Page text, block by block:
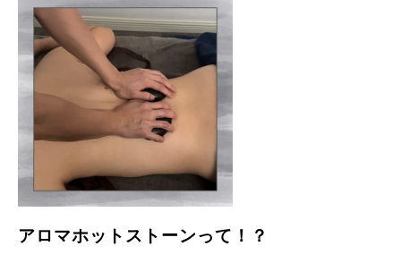
アロマホットストーンって！？